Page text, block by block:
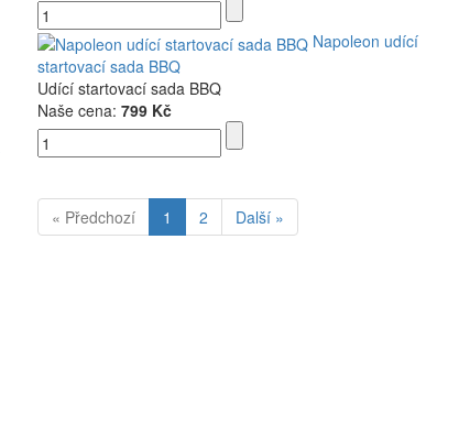
Napoleon udící
startovací sada BBQ
Udící startovací sada BBQ
Naše cena: 799 Kč
« Předchozí 1 2 Další »